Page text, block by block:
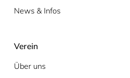
News & Infos
Verein
Über uns